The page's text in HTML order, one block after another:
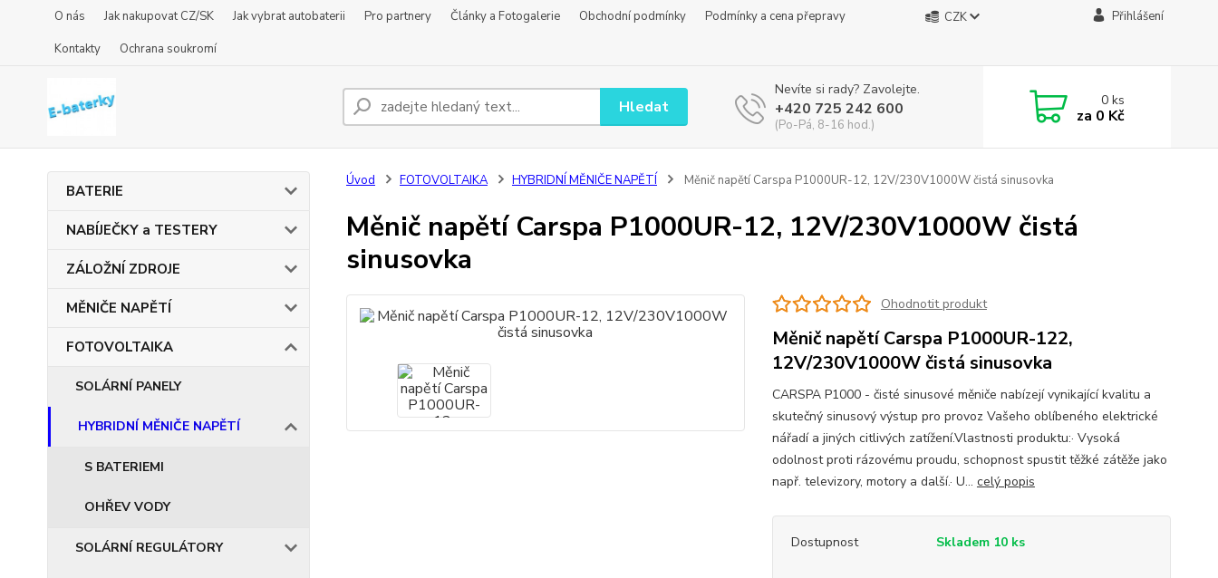
O nás Jak nakupovat CZ/SK Jak vybrat autobaterii Pro partnery Články a Fotogalerie Obchodní podmínky
Podmínky a cena přepravy
Kontakty
Ochrana soukromí
CZK Přihlášení
Hledat
Nevíte si rady? Zavolejte.
+420 725 242 600
(Po-Pá, 8-16 hod.)
0ks
za 0 Kč
BATERIE
NABÍJEČKY a TESTERY
ZÁLOŽNÍ ZDROJE
MĚNIČE NAPĚTÍ
FOTOVOLTAIKA
SOLÁRNÍ PANELY
HYBRIDNÍ MĚNIČE NAPĚTÍ
S BATERIEMI
OHŘEV VODY
SOLÁRNÍ REGULÁTORY
Úvod FOTOVOLTAIKA HYBRIDNÍ MĚNIČE NAPĚTÍ Měnič napětí Carspa P1000UR-12, 12V/230V1000W čistá sinusovka
Měnič napětí Carspa P1000UR-12, 12V/230V1000W čistá
sinusovka
Ohodnotit produkt
Měnič napětí Carspa P1000UR-122,
12V/230V1000W čistá sinusovka
CARSPA P1000 - čisté sinusové měniče nabízejí vynikající kvalitu a
skutečný sinusový výstup pro provoz Vašeho oblíbeného elektrické
nářadí a jiných citlivých zatížení.Vlastnosti produktu:· Vysoká
odolnost proti rázovému proudu, schopnost spustit těžké zátěže jako
např. televizory, motory a další.· U... celý popis
Dostupnost Skladem 10 ks